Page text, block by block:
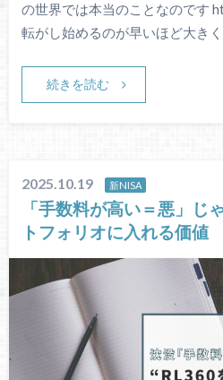
の世界では本当のことなのです
転がし始めるのが早いほど大き
続きを読む
2025.10.19 新NISA
「手数料が高い＝悪」じ
トフォリオに入れる価値